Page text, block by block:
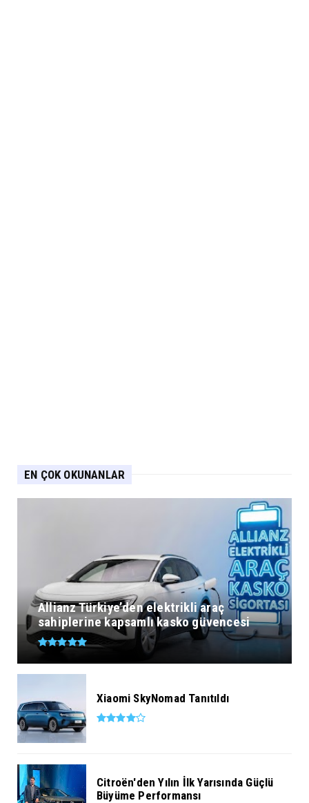
EN ÇOK OKUNANLAR
Allianz Türkiye’den elektrikli araç
sahiplerine kapsamlı kasko güvencesi
Xiaomi SkyNomad Tanıtıldı
Citroën'den Yılın İlk Yarısında Güçlü
Büyüme Performansı